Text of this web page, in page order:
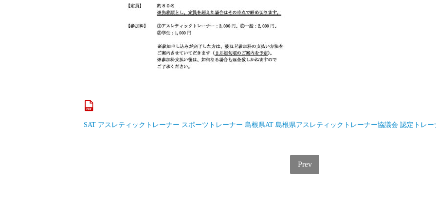
SAT アスレティックトレーナー スポーツトレーナー 島根県AT 島根県アスレティックトレーナー協議会 認定トレー
Prev